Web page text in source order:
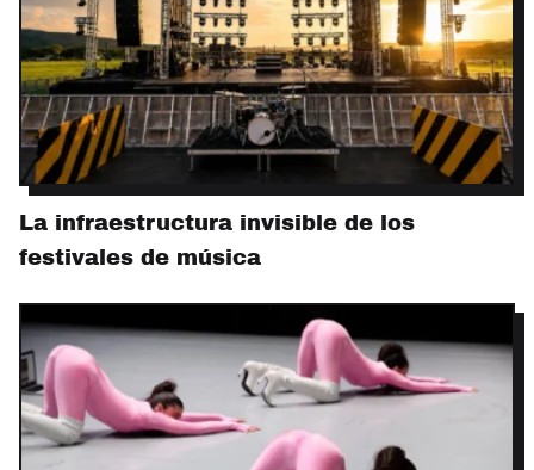
La infraestructura invisible de los
festivales de música